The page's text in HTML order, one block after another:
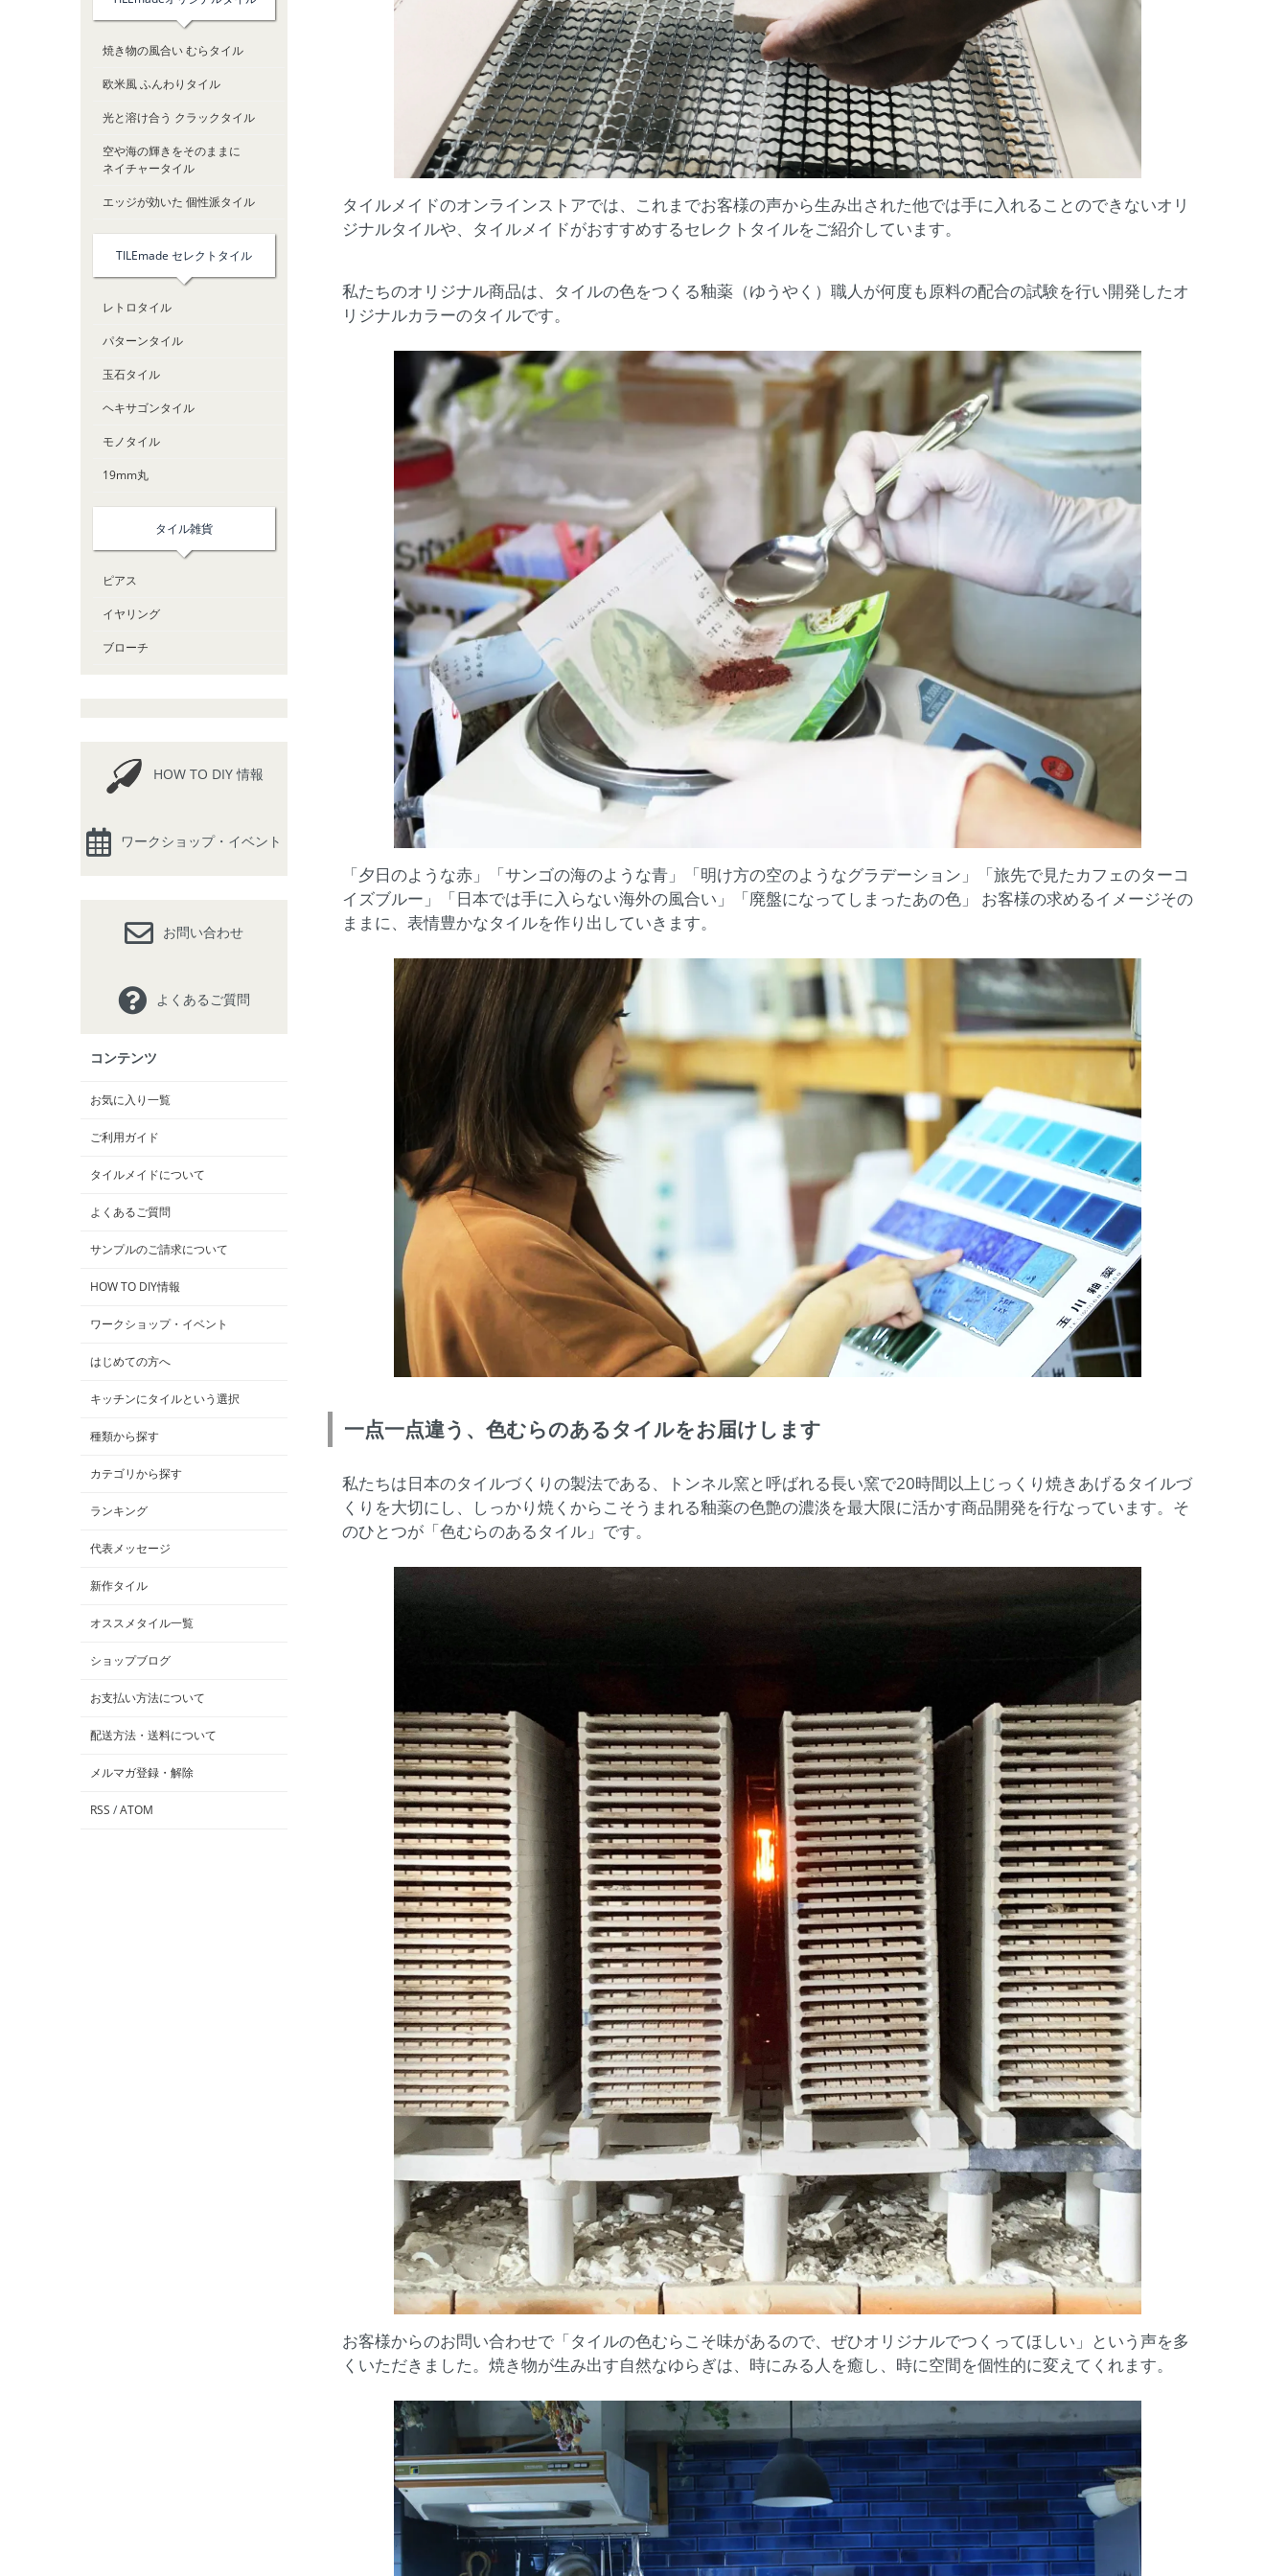
タイルメイドのオンラインストアでは、これまでお客様の声から生み出された他では手に入れることのできないオリ
ジナルタイルや、タイルメイドがおすすめするセレクトタイルをご紹介しています。
私たちのオリジナル商品は、タイルの色をつくる釉薬（ゆうやく）職人が何度も原料の配合の試験を行い開発したオ
リジナルカラーのタイルです。
「夕日のような赤」「サンゴの海のような青」「明け方の空のようなグラデーション」「旅先で見たカフェのターコ
イズブルー」「日本では手に入らない海外の風合い」「廃盤になってしまったあの色」 お客様の求めるイメージその
ままに、表情豊かなタイルを作り出していきます。
一点一点違う、色むらのあるタイルをお届けします
私たちは日本のタイルづくりの製法である、トンネル窯と呼ばれる長い窯で20時間以上じっくり焼きあげるタイルづ
くりを大切にし、しっかり焼くからこそうまれる釉薬の色艶の濃淡を最大限に活かす商品開発を行なっています。そ
のひとつが「色むらのあるタイル」です。
お客様からのお問い合わせで「タイルの色むらこそ味があるので、ぜひオリジナルでつくってほしい」という声を多
くいただきました。焼き物が生み出す自然なゆらぎは、時にみる人を癒し、時に空間を個性的に変えてくれます。
焼き物の風合い むらタイル
欧米風 ふんわりタイル
光と溶け合う クラックタイル
空や海の輝きをそのままに
ネイチャータイル
エッジが効いた 個性派タイル
TILEmade セレクトタイル
レトロタイル
パターンタイル
玉石タイル
ヘキサゴンタイル
モノタイル
19mm丸
タイル雑貨
ピアス
イヤリング
ブローチ
HOW TO DIY 情報
ワークショップ・イベント
お問い合わせ
よくあるご質問
コンテンツ
お気に入り一覧
ご利用ガイド
タイルメイドについて
よくあるご質問
サンプルのご請求について
HOW TO DIY情報
ワークショップ・イベント
はじめての方へ
キッチンにタイルという選択
種類から探す
カテゴリから探す
ランキング
代表メッセージ
新作タイル
オススメタイル一覧
ショップブログ
お支払い方法について
配送方法・送料について
メルマガ登録・解除
RSS /ATOM